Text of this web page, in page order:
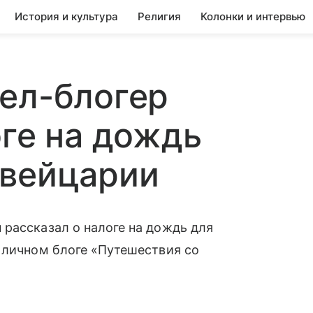
История и культура Религия Колонки и интервью
блогер
на дождь
о налоге на дождь для
блоге «Путешествия со